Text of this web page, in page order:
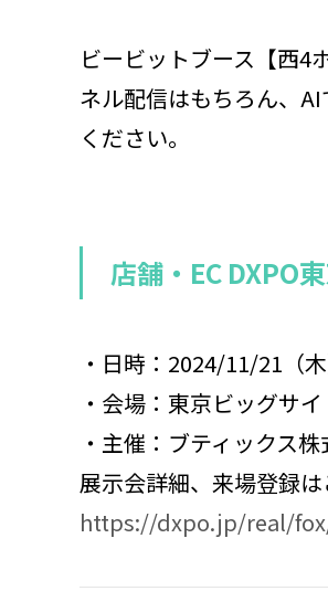
ビービットブース【西4
ネル配信はもちろん、
ください。
店舗・EC DXPO
・日時：2024/11/21（
・会場：東京ビッグサ
・主催：ブティックス
展示会詳細、来場登録
https://dxpo.jp/real/